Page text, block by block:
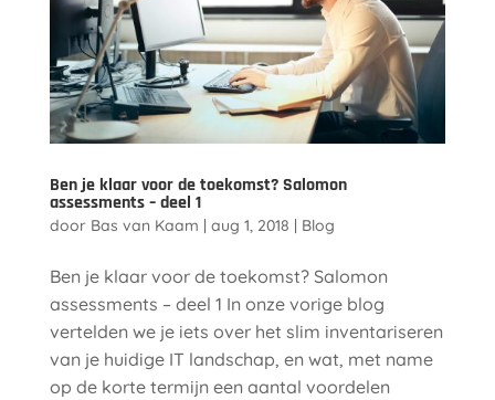
Ben je klaar voor de toekomst? Salomon
assessments – deel 1
door Bas van Kaam aug 1, 2018 Blog
Ben je klaar voor de toekomst? Salomon
assessments – deel 1 In onze vorige blog
vertelden we je iets over het slim inventariseren
van je huidige IT landschap, en wat, met name
op de korte termijn een aantal voordelen